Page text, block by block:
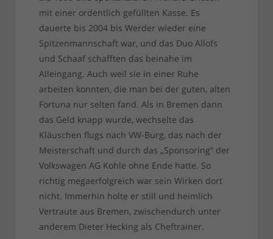
mit einer ordentlich gefüllten Kasse. Es
dauerte bis 2004 bis Werder wieder eine
Spitzenmannschaft war, und das Duo Allofs
und Schaaf schafften das beinahe im
Alleingang. Auch weil sie in einer Ruhe
arbeiten konnten, die man bei der guten, alten
Fortuna nur selten fand. Als in Bremen dann
das Geld knapp wurde, wechselte das
Kläuschen flugs nach VW-Burg, das nach der
Meisterschaft und durch das „Sponsoring“ der
Volkswagen AG Kohle ohne Ende hatte. So
richtig megaerfolgreich war sein Wirken dort
nicht. Immerhin holte er still und heimlich
Vertraute aus Bremen, zwischendurch unter
anderem Dieter Hecking als Cheftrainer.